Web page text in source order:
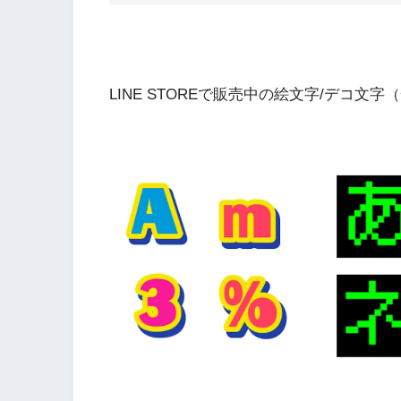
LINE STOREで販売中の絵文字/デコ文字